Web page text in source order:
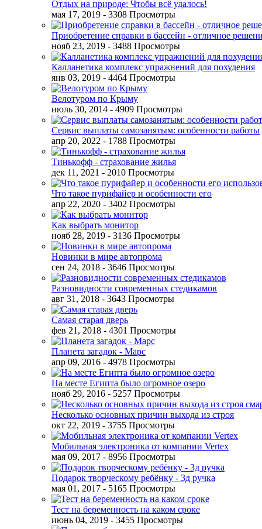
Отдых на природе: Чтобы всё удалось!
мая 17, 2019 - 3308 Просмотры
Приобретение справки в бассейн - отличное
нояб 23, 2019 - 3488 Просмотры
Калланетика комплекс упражнений для похудения
янв 03, 2019 - 4464 Просмотры
Велотуром по Крыму
июль 30, 2014 - 4909 Просмотры
Сервис выплаты самозанятым: особенности работы
апр 20, 2022 - 1788 Просмотры
Тинькофф - страхование жилья
дек 11, 2021 - 2010 Просмотры
Что такое пурифайер и особенности его
апр 22, 2020 - 3402 Просмотры
Как выбрать монитор
нояб 28, 2019 - 3136 Просмотры
Новинки в мире автопрома
сен 24, 2018 - 3646 Просмотры
Разновидности современных стедикамов
авг 31, 2018 - 3643 Просмотры
Самая старая дверь
фев 21, 2018 - 4301 Просмотры
Планета загадок - Марс
апр 09, 2016 - 4978 Просмотры
На месте Египта было огромное озеро
нояб 29, 2016 - 5257 Просмотры
Несколько основных причин выхода из строя
окт 22, 2019 - 3755 Просмотры
Мобильная электроника от компании Vertex
мая 09, 2017 - 8956 Просмотры
Подарок творческому ребёнку - 3д ручка
мая 01, 2017 - 5165 Просмотры
Тест на беременность на каком сроке
июнь 04, 2019 - 3455 Просмотры